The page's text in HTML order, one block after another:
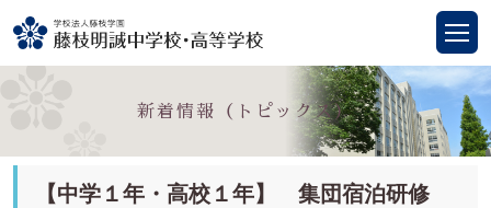
新着情報（トピックス）
【中学１年・高校１年】 集団宿泊研修